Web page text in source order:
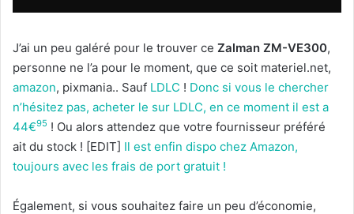
J’ai un peu galéré pour le trouver ce Zalman ZM-VE300,
personne ne l’a pour le moment, que ce soit materiel.net,
amazon, pixmania.. Sauf LDLC ! Donc si vous le chercher
n’hésitez pas, acheter le sur LDLC, en ce moment il est a
44€95 ! Ou alors attendez que votre fournisseur préféré
ait du stock ! [EDIT] Il est enfin dispo chez Amazon,
toujours avec les frais de port gratuit !
Également, si vous souhaitez faire un peu d’économie,